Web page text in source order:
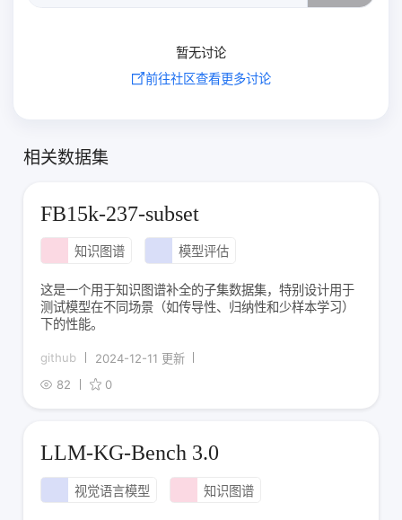
暂无讨论
前往社区查看更多讨论
相关数据集
FB15k-237-subset
知识图谱 模型评估
这是一个用于知识图谱补全的子集数据集，特别设计用于
测试模型在不同场景（如传导性、归纳性和少样本学习）
下的性能。
github
2024-12-11 更新
82
0
LLM-KG-Bench 3.0
视觉语言模型 知识图谱